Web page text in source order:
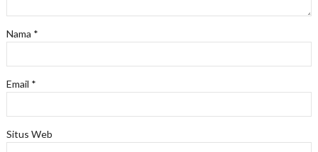
Nama *
Email *
Situs Web